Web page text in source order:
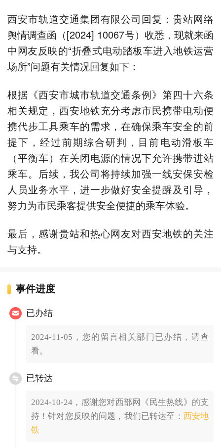
西安市轨道交通集团有限公司回复：贵站网络
舆情调查函（[2024] 10067号）收悉，现就来函
中网友反映的“折叠式电动踏板车进入地铁运营
场所”问题有关情况回复如下：
根据《西安市城市轨道交通条例》第四十六条
相关规定，西安地铁充分考虑市民携带电动便
携代步工具乘车的需求，在确保乘车安全的前
提下，经过前期综合研判，目前电动滑板车
（平衡车）在关闭电源的情况下允许携带进站
乘车。后续，我公司将持续加强一线安保安检
人员业务水平，进一步做好安全提醒及引导，
努力为市民乘客提供安全便捷的乘车体验。
最后，感谢贵站和热心网友对西安地铁的关注
与支持。
事件进度
已办结
2024-11-05，您的留言相关部门已办结，请查
看。
已转达
2024-10-24，感谢您对西部网《民生热线》的支
持！针对您反映的问题，我们已转达至： 西安地
铁